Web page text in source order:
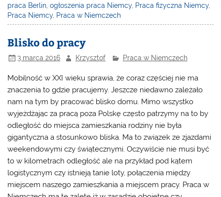
praca Berlin ,ogłoszenia praca Niemcy, Praca fizyczna Niemcy,
Praca Niemcy, Praca w Niemczech
Blisko do pracy
3 marca 2016 Krzysztof Praca w Niemczech
Mobilność w XXI wieku sprawia, że coraz częściej nie ma
znaczenia to gdzie pracujemy. Jeszcze niedawno zależało
nam na tym by pracować blisko domu. Mimo wszystko
wyjeżdżając za pracą poza Polskę często patrzymy na to by
odległość do miejsca zamieszkania rodziny nie była
gigantyczna a stosunkowo bliska. Ma to związek ze zjazdami
weekendowymi czy świątecznymi. Oczywiście nie musi być
to w kilometrach odległość ale na przykład pod kątem
logistycznym czy istnieją tanie loty, połączenia między
miejscem naszego zamieszkania a miejscem pracy. Praca w